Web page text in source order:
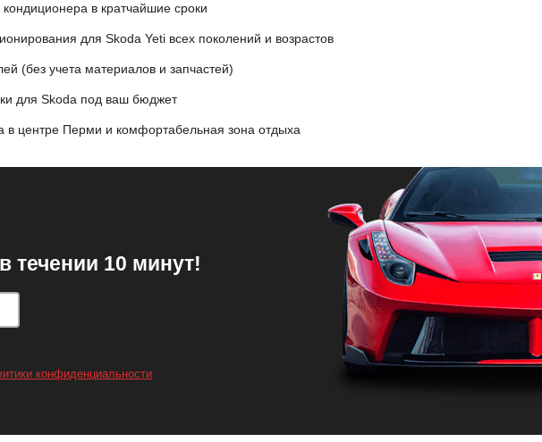
в кратчайшие сроки
для Skoda Yeti всех поколений и возрастов
(без учета материалов и запчастей)
для Skoda под ваш бюджет
в центре Перми и комфортабельная зона отдыха
течении 10 минут!
конфиденциальности